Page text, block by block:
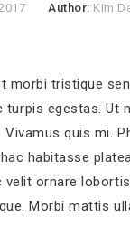
Author: Kim
morbi tristique
turpis egestas. Ut
quis mi.
habitasse
velit ornare
Morbi mattis